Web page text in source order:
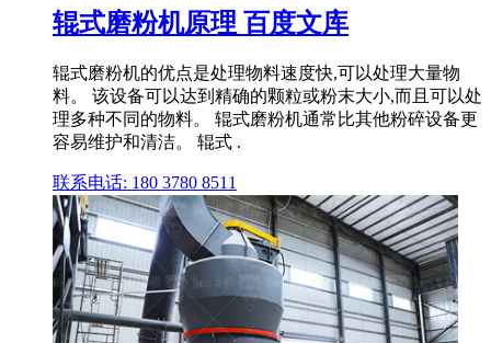
辊式磨粉机原理 百度文库
辊式磨粉机的优点是处理物料速度快,可以处理大量物
料。 该设备可以达到精确的颗粒或粉末大小,而且可以处
理多种不同的物料。 辊式磨粉机通常比其他粉碎设备更
容易维护和清洁。 辊式 .
联系电话: 180 3780 8511